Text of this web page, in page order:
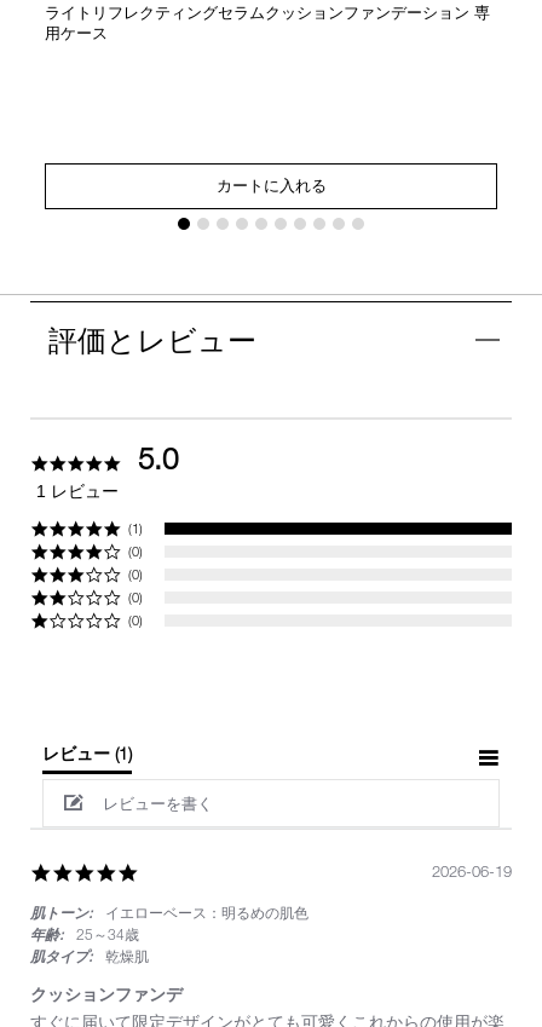
ライトリフレクティングセラムクッションファンデーション 専
用ケース
カートに入れる
評価とレビュー
5.05.0
1 レビュー
(1)
(0)
(0)
(0)
(0)
レビュー (1)
レビューを書く
rating
肌トーン:
イエローベース：明るめの肌色
年齢:
25～34歳
肌タイプ:
乾燥肌
クッションファンデ
Review
review
すぐに届いて限定デザインがとても可愛くこれからの使用が楽
2026-06-19